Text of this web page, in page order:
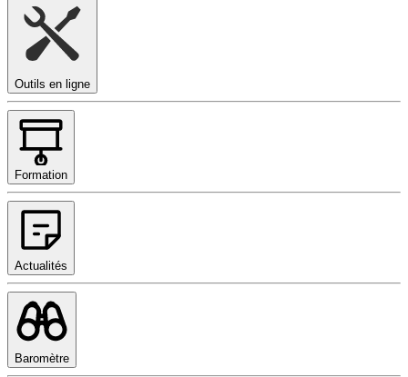
Outils en ligne
Formation
Actualités
Baromètre